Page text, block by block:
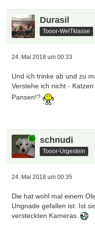
Durasil
Tooor-WelTklasse
24. Mai 2018 um 00:33
Und ich trinke ab und zu
Verstehe ich nicht -
Pansen!?
Online schnudi
Tooor-Urgestein
24. Mai 2018 um 00:35
Die hat wohl mal einem
Ungnade gefallen ist. Ist
versteckten Kameras.